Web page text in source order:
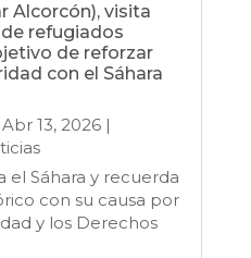
Alcorcón), visita
refugiados
de reforzar
con el Sáhara
Abr 13, 2026|
el Sáhara y recuerda
con su causa por
y los Derechos